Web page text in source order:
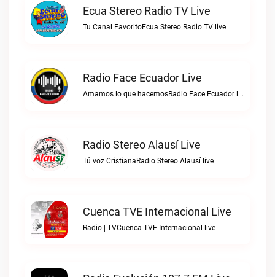
Ecua Stereo Radio TV Live
Tu Canal FavoritoEcua Stereo Radio TV live
Radio Face Ecuador Live
Amamos lo que hacemosRadio Face Ecuador live
Radio Stereo Alausí Live
Tú voz CristianaRadio Stereo Alausí live
Cuenca TVE Internacional Live
Radio | TVCuenca TVE Internacional live